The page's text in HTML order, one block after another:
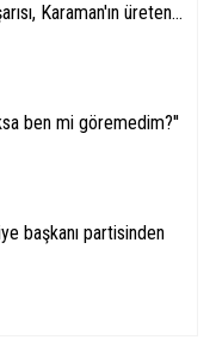
Karaman'ın üreten...
ben mi göremedim?''
başkanı partisinden